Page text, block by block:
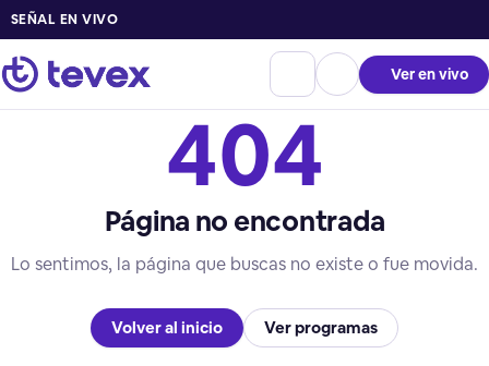
SEÑAL EN VIVO
Ver en vivo
404
Página no encontrada
Lo sentimos, la página que buscas no existe o fue movida.
Volver al inicio Ver programas